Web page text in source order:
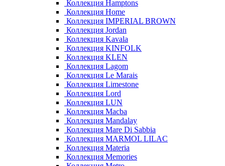
Коллекция Hamptons
Коллекция Home
Коллекция IMPERIAL BROWN
Коллекция Jordan
Коллекция Kavala
Коллекция KINFOLK
Коллекция KLEN
Коллекция Lagom
Коллекция Le Marais
Коллекция Limestone
Коллекция Lord
Коллекция LUN
Коллекция Macba
Коллекция Mandalay
Коллекция Mare Di Sabbia
Коллекция MARMOL LILAC
Коллекция Materia
Коллекция Memories